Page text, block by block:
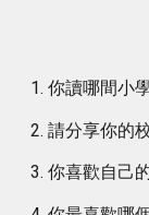
你讀哪間小
請分享你的
你喜歡自己